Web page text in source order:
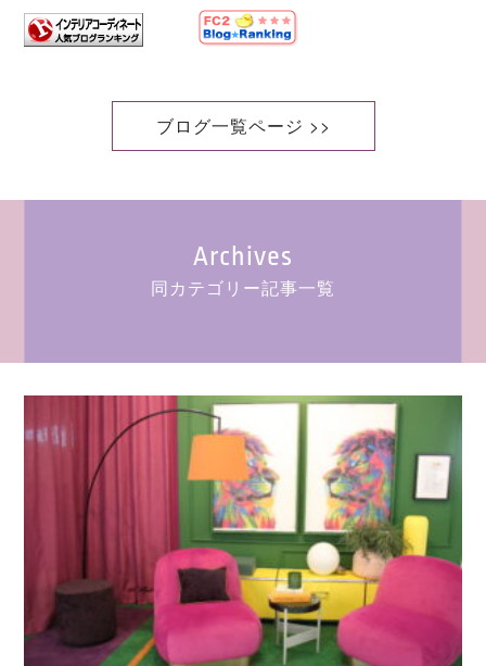
ブログ一覧ページ >>
Archives
同カテゴリー記事一覧